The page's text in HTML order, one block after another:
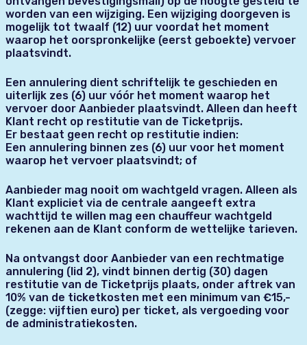
worden van een wijziging. Een wijziging doorgeven is
mogelijk tot twaalf (12) uur voordat het moment
waarop het oorspronkelijke (eerst geboekte) vervoer
plaatsvindt.
Een annulering dient schriftelijk te geschieden en
uiterlijk zes (6) uur vóór het moment waarop het
vervoer door Aanbieder plaatsvindt. Alleen dan heeft
Klant recht op restitutie van de Ticketprijs.
Er bestaat geen recht op restitutie indien:
Een annulering binnen zes (6) uur voor het moment
waarop het vervoer plaatsvindt; of
Aanbieder mag nooit om wachtgeld vragen. Alleen als
Klant expliciet via de centrale aangeeft extra
wachttijd te willen mag een chauffeur wachtgeld
rekenen aan de Klant conform de wettelijke tarieven.
Na ontvangst door Aanbieder van een rechtmatige
annulering (lid 2), vindt binnen dertig (30) dagen
restitutie van de Ticketprijs plaats, onder aftrek van
10% van de ticketkosten met een minimum van €15,-
(zegge: vijftien euro) per ticket, als vergoeding voor
de administratiekosten.